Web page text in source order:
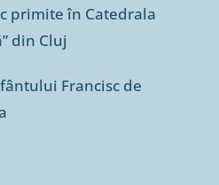
primite în Catedrala
din Cluj
Francisc de